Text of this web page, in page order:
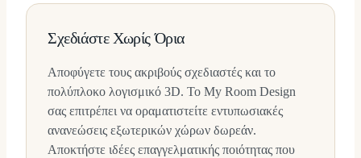
Σχεδιάστε Χωρίς Όρια
Αποφύγετε τους ακριβούς σχεδιαστές και το
πολύπλοκο λογισμικό 3D. Το My Room Design
σας επιτρέπει να οραματιστείτε εντυπωσιακές
ανανεώσεις εξωτερικών χώρων δωρεάν.
Αποκτήστε ιδέες επαγγελματικής ποιότητας που